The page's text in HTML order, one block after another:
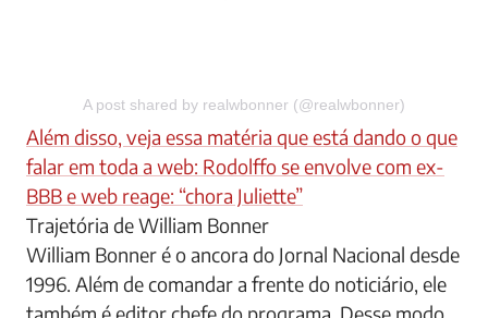
A post shared by realwbonner (@realwbonner)
Além disso, veja essa matéria que está dando o que
falar em toda a web: Rodolffo se envolve com ex-
BBB e web reage: “chora Juliette”
Trajetória de William Bonner
William Bonner é o ancora do Jornal Nacional desde
1996. Além de comandar a frente do noticiário, ele